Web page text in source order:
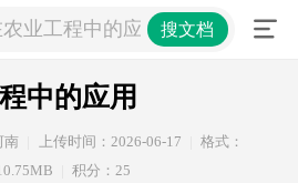
业工程中的应用搜文档
中的应用
南 上传时间：2026-06-17
格式：
积分：25